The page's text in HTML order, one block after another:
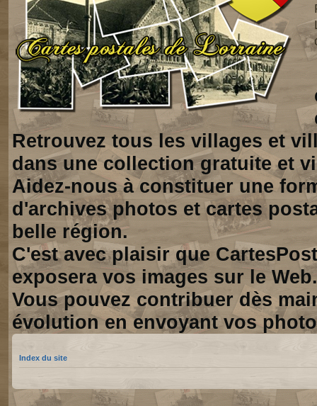
Retrouvez tous les villages et
dans une collection gratuite et
Aidez-nous à constituer une
d'archives photos et cartes
belle région.
C'est avec plaisir que
exposera vos images sur le Web.
Vous pouvez contribuer dès
évolution en envoyant vos
Index du site